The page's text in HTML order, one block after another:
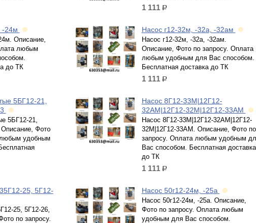
1 111 р.
-24м
Описание,
любым
до ТК
Насос г12-32м, -32а, -32ам
Насос г12-32м, -32а, -32ам.
Описание, Фото по запросу. Оплата
любым удобным для Вас способом.
Бесплатная доставка до ТК
1 111 р.
5БГ12-21,
5БГ12-21,
Фото
удобным
Насос 8Г12-33М|12Г12-
32АМ|12Г12-32М|12Г12-33АМ
Насос 8Г12-33М|12Г12-32АМ|12Г12-
32М|12Г12-33АМ. Описание, Фото по
запросу. Оплата любым удобным
Вас способом. Бесплатная доставка
до ТК
1 111 р.
25, 5Г12-
25, 5Г12-26,
по запросу.
Насос 50г12-24м, -25а
Насос 50г12-24м, -25а. Описание,
Фото по запросу. Оплата любым
удобным для Вас способом.